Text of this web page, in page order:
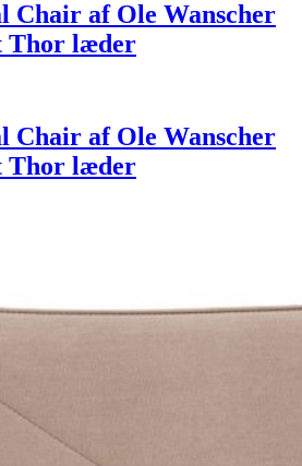
Chair af Ole Wanscher
Thor læder
Chair af Ole Wanscher
Thor læder